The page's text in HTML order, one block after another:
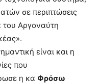
σε περιπτώσεις
του Αργοναύτη
είναι και η
που
η κα Φρόσω